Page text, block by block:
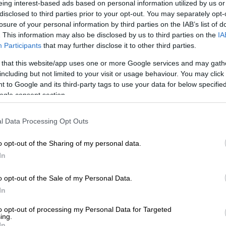
interest-based ads based on personal information utilized by us
to third parties prior to your opt-out. You may separately
of your personal information by third parties on the IAB’s list of
This information may also be disclosed by us to third parties on the
Participants that may further disclose it to other third parties.
that this website/app uses one or more Google services and may
but not limited to your visit or usage behaviour. You may
to Google and its third-party tags to use your data for below
consent section.
Data Processing Opt Outs
opt-out of the Sharing of my personal data.
opt-out of the Sale of my Personal Data.
opt-out of processing my Personal Data for Targeted
το ΕΘΝΟΣ στη Google
και κυριάρχησε στην επανάληψη του
που παίχτηκε εκ νέου λόγω
τη φορά ωστόσο η Ενωση δεν άφησε
του Βορρά, επικράτησε άνετα
της βαθμολογίας. Αντιθέτως, ο ΠΑΟΚ
από τον λαιμό τον ΠΑΟΚ από τα
βάλει τις βάσεις για τη νίκη της από
μόλις 6 πόντους με 1 εύστοχο σουτ δύο
«κιτρινόμαυροι» διαχειρίστηκαν το
στον ΠΑΟΚ που σε κανένα σημείο δεν